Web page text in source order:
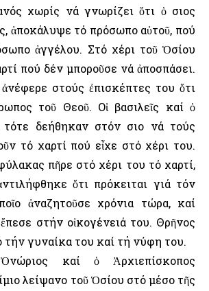
χωρίς νά γνωρίζει ὅτι ὁ Ὅσιος
ἀποκάλυψε τό πρόσωπο αὐτοῦ, πού
ἀγγέλου. Στό χέρι τοῦ Ὁσίου
πού δέν μποροῦσε νά ἀποσπάσει.
στούς ἐπισκέπτες του ὅτι
τοῦ Θεοῦ. Οἱ βασιλεῖς καί ὁ
τότε δεήθηκαν στόν Ὅσιο νά τούς
τό χαρτί πού εἶχε στό χέρι του.
πῆρε στό χέρι του τό χαρτί,
ὅτι πρόκειται γιά τόν
ἀναζητοῦσε χρόνια τώρα, καί
στήν οἰκογένειά του. Θρῆνος
τήν γυναίκα του καί τή νύφη του.
καί ὁ Ἀρχιεπίσκοπος
λείψανο τοῦ Ὁσίου στό μέσο τῆς